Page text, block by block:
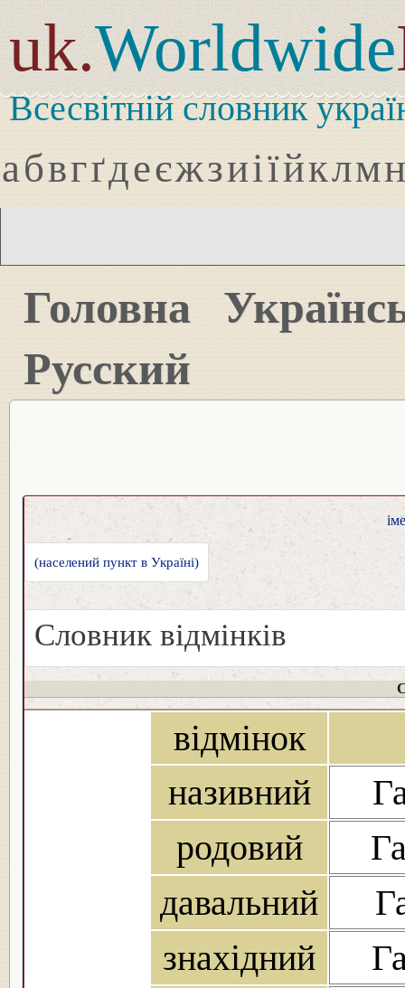
uk.Worldwide
Всесвітній словник
абвгґдеєжзиіїйклмн
Головна
Русский
(населений пункт в Україні)
Словник відмінків
відмінок
називний
родовий
давальний
знахідний